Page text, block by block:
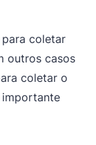
para coletar
outros casos
coletar o